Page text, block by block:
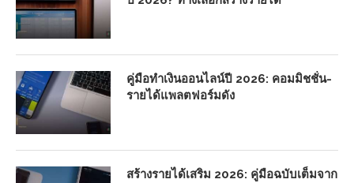
คู่มือทำเงินออนไลน์ปี 2026: คอมมิชชั่น-
รายได้แพลตฟอร์มดัง
สร้างรายได้เสริม 2026: คู่มือฉบับเต็มจาก